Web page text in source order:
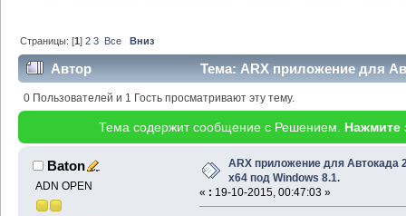
Страницы: [1]2 3 Все Вниз
Автор
Тема: ARX приложение для
(Прочитано 53908 раз)
0 Пользователей и 1 Гость просматривают эту тему.
Тема содержит сообщение с Решением. Нажмите
Baton
ADN OPEN
ARX приложение для Автокада
x64 под Windows 8.1.
« : 19-10-2015, 00:47:03 »